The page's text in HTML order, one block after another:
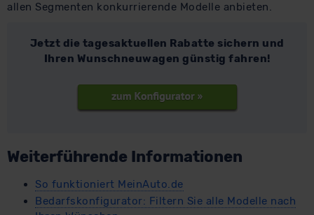
allen Segmenten konkurrierende Modelle anbieten.
Jetzt die tagesaktuellen Rabatte sichern und
Ihren Wunschneuwagen günstig fahren!
Weiterführende Informationen
So funktioniert MeinAuto.de
Bedarfskonfigurator: Filtern Sie alle Modelle nach